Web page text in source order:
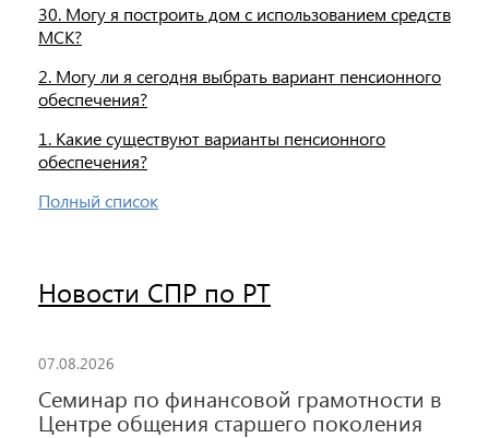
30. Могу я построить дом с использованием средств
МСК?
2. Могу ли я сегодня выбрать вариант пенсионного
обеспечения?
1. Какие существуют варианты пенсионного
обеспечения?
Полный список
Новости СПР по РТ
07.08.2026
Семинар по финансовой грамотности в
Центре общения старшего поколения